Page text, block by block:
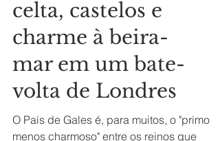
Gales: cultura
celta, castelos e
charme à beira-
mar em um bate-
volta de Londres